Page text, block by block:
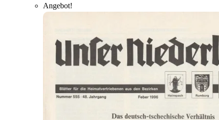
Angebot!